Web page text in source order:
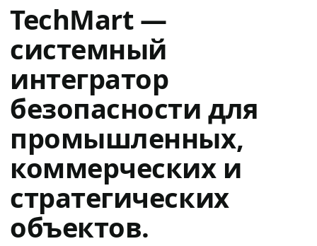
TechMart —
системный
интегратор
безопасности для
промышленных,
коммерческих и
стратегических
объектов.